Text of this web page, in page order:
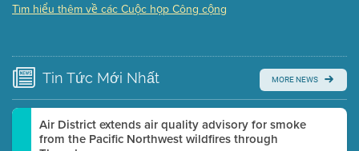
Submit a comment
time.
Watch for real-time closed captioning with agenda
Learn more
Tìm hiểu thêm về các Cuộc họp Công cộng
Tin Tức Mới Nhất MORE NEWS
Air District extends air quality advisory for smoke
from the Pacific Northwest wildfires through